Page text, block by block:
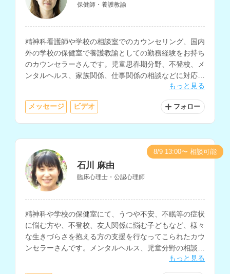
保健師・養護教諭
精神科看護師や学校の相談室でのカウンセリング、国内
外の学校の保健室で養護教諭としての勤務経験をお持ち
のカウンセラーさんです。児童思春期分野、不登校、メ
ンタルヘルス、家族関係、仕事関係の相談などに対応さ
れており、異文化を尊重した心のケアを行われていま
もっと見る
メッセージ ビデオ フォロー
石川 麻由
臨床心理士・公認心理師
精神科や学校の保健室にて、うつや不安、不眠等の症状
に悩む方や、不登校、友人関係に悩む子どもなど、様々
な生きづらさを抱える方の支援を行なってこられたカウ
ンセラーさんです。メンタルヘルス、児童分野の相談を
もっと見る
8/9 13:00〜 相談可能